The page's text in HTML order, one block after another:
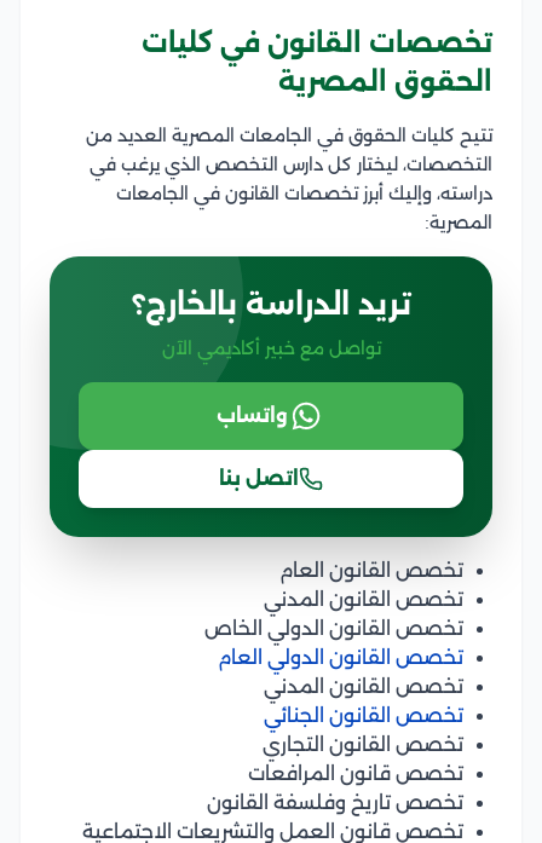
تخصصات القانون في كليات
الحقوق المصرية
تتيح كليات الحقوق في الجامعات المصرية العديد من
التخصصات، ليختار كل دارس التخصص الذي يرغب في
دراسته، وإليك أبرز تخصصات القانون في الجامعات
المصرية:
تريد الدراسة بالخارج؟
تواصل مع خبير أكاديمي الآن
واتساب
اتصل بنا
تخصص القانون العام
تخصص القانون المدني
تخصص القانون الدولي الخاص
تخصص القانون الدولي العام
تخصص القانون المدني
تخصص القانون الجنائي
تخصص القانون التجاري
تخصص قانون المرافعات
تخصص تاريخ وفلسفة القانون
تخصص قانون العمل والتشريعات الاجتماعية